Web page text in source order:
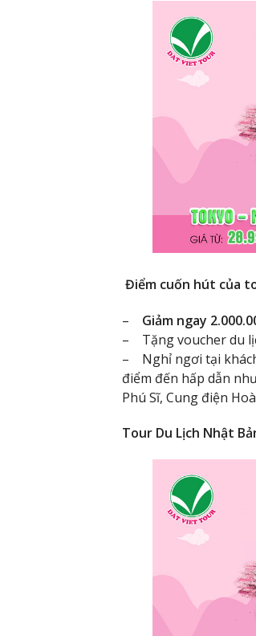
Điểm cuốn hút của
– Giảm ngay
– Tặng voucher du
– Nghỉ ngơi tại
điểm đến hấp dẫn
Phú Sĩ, Cung điện
Tour Du Lịch Nhật